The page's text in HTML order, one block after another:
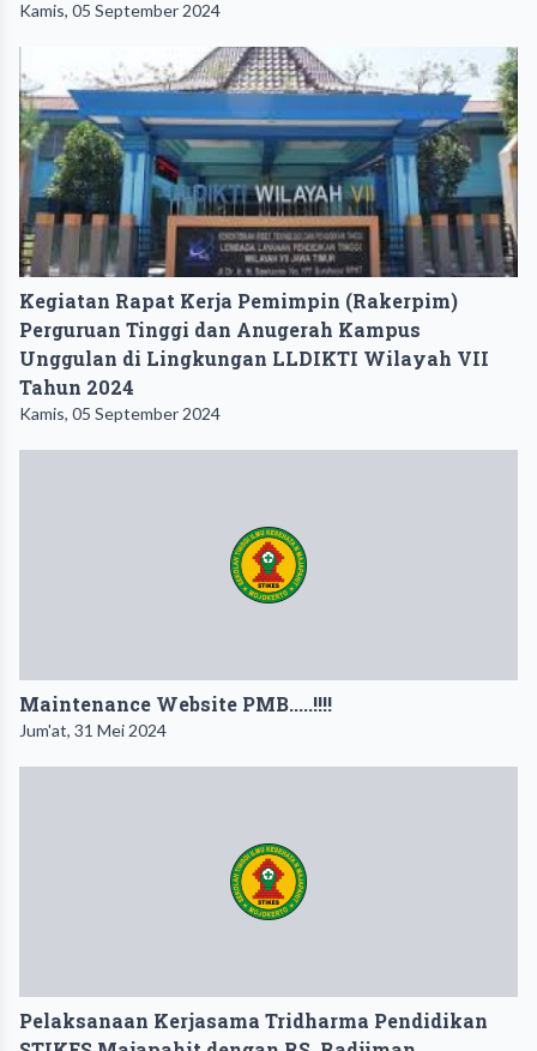
Kamis, 05 September 2024
Kegiatan Rapat Kerja Pemimpin (Rakerpim)
Perguruan Tinggi dan Anugerah Kampus
Unggulan di Lingkungan LLDIKTI Wilayah VII
Tahun 2024
Kamis, 05 September 2024
Maintenance Website PMB.....!!!!
Jum'at, 31 Mei 2024
Pelaksanaan Kerjasama Tridharma Pendidikan